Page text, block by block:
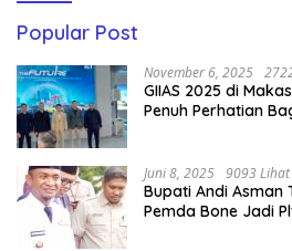
Popular Post
November 6, 2025
GIIAS 2025 di
Penuh Perhatian
Juni 8, 2025 9093 Lihat
Bupati Andi Asman
Pemda Bone Jadi